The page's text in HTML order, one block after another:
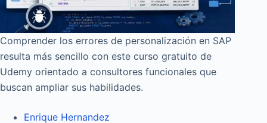
Comprender los errores de personalización en SAP
resulta más sencillo con este curso gratuito de
Udemy orientado a consultores funcionales que
buscan ampliar sus habilidades.
Enrique Hernandez